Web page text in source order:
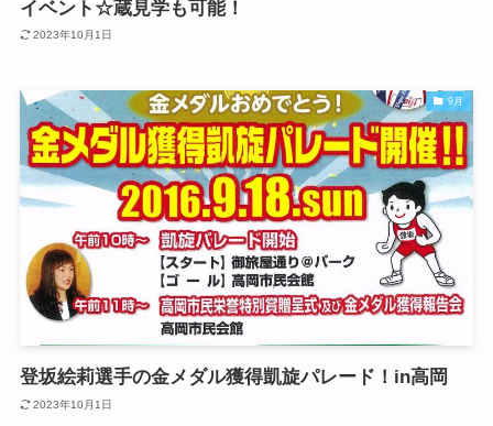
イベント☆蔵見学も可能！
2023年10月1日
9月
登坂絵莉選手の金メダル獲得凱旋パレード！in高岡
2023年10月1日